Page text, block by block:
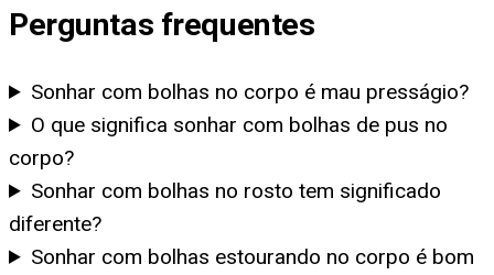
Perguntas frequentes
Sonhar com bolhas no corpo é mau presságio?
O que significa sonhar com bolhas de pus no
corpo?
Sonhar com bolhas no rosto tem significado
diferente?
Sonhar com bolhas estourando no corpo é bom